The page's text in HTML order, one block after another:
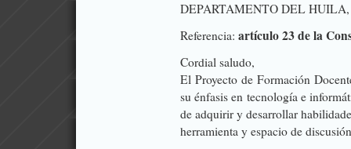
DEPARTAMENTO DEL HUILA,
Referencia: artículo 23 de la
Cordial saludo,
El Proyecto de Formación
su énfasis en tecnología e
de adquirir y desarrollar
herramienta y espacio de